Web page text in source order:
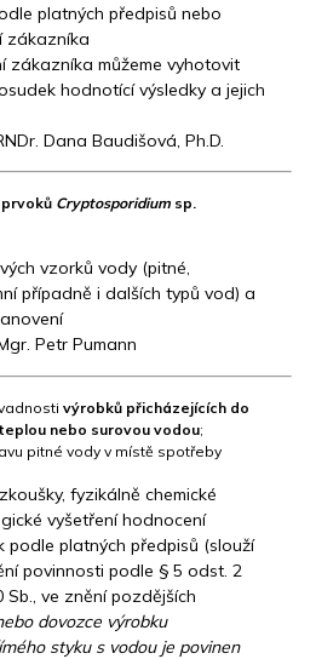
platných předpisů nebo
zákazníka
zákazníka můžeme vyhotovit
hodnotící výsledky a jejich
Dana Baudišová, Ph.D.
Cryptosporidium sp.
vzorků vody (pitné,
případně i dalších typů vod) a
Petr Pumann
výrobků přicházejících do
nebo surovou vodou;
pitné vody v místě spotřeby
fyzikálně chemické
vyšetření hodnocení
podle platných předpisů (slouží
povinnosti podle § 5 odst. 2
ve znění pozdějších
dovozce výrobku
styku s vodou je povinen